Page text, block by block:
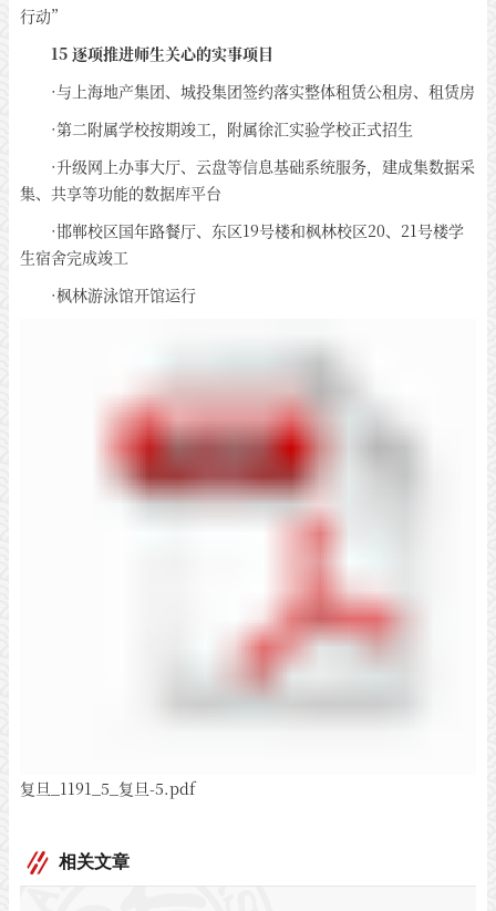
行动”
15 逐项推进师生关心的实事项目
·与上海地产集团、城投集团签约落实整体租赁公租房、租赁房
·第二附属学校按期竣工，附属徐汇实验学校正式招生
·升级网上办事大厅、云盘等信息基础系统服务，建成集数据采
集、共享等功能的数据库平台
·邯郸校区国年路餐厅、东区19号楼和枫林校区20、21号楼学
生宿舍完成竣工
·枫林游泳馆开馆运行
复旦_1191_5_复旦-5.pdf
相关文章